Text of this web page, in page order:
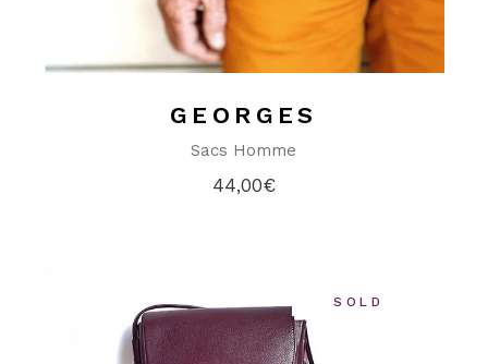
GEORGES
Sacs Homme
44,00€
SOLD